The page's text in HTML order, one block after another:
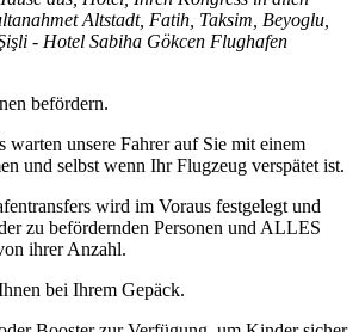
Altstadt, Fatih, Taksim, Beyoglu,
- Hotel Sabiha Gökcen Flughafen
befördern.
warten unsere Fahrer auf Sie mit einem
und selbst wenn Ihr Flugzeug verspätet ist.
wird im Voraus festgelegt und
zu befördernden Personen und ALLES
ihrer Anzahl.
bei Ihrem Gepäck.